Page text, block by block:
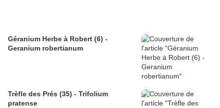
Géranium Herbe à Robert (6) -
Geranium robertianum
Trèfle des Prés (35) - Trifolium
pratense